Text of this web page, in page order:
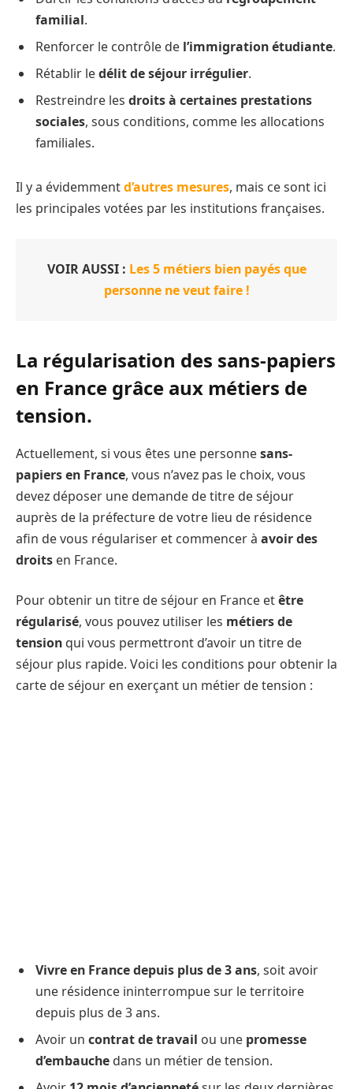
familial.
Renforcer le contrôle de l’immigration étudiante.
Rétablir ledélit de séjour irrégulier.
Restreindre les droits à certaines prestations
sociales, sous conditions, comme les allocations
familiales.
Il y a évidemmentd’autres mesures, mais ce sont ici
les principales votées par les institutions françaises.
VOIR AUSSI : Les 5 métiers bien payés que
personne ne veut faire !
La régularisation des sans-papiers
en France grâce aux métiers de
tension.
Actuellement, si vous êtes une personnesans-
papiers en France, vous n’avez pas le choix, vous
devez déposer une demande de titre de séjour
auprès de la préfecture de votre lieu de résidence
afin de vous régulariser et commencer à avoir des
droits en France.
Pour obtenir un titre de séjour en France etêtre
régularisé, vous pouvez utiliser les métiers de
tension qui vous permettront d’avoir un titre de
séjour plus rapide. Voici les conditions pour obtenir la
carte de séjour en exerçant un métier de tension :
Vivre en France depuis plus de 3 ans, soit avoir
une résidence ininterrompue sur le territoire
depuis plus de 3 ans.
Avoir un contrat de travail ou une promesse
d’embauche dans un métier de tension.